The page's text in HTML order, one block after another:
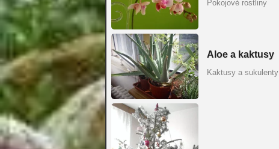
Pokojové rostliny
Aloe a kaktusy
Kaktusy a sukulenty